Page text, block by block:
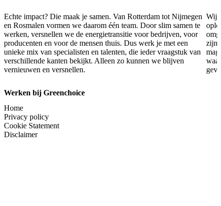
Echte impact? Die maak je samen. Van Rotterdam tot Nijmegen
en Rosmalen vormen we daarom één team. Door slim samen te
werken, versnellen we de energietransitie voor bedrijven, voor
producenten en voor de mensen thuis. Dus werk je met een
unieke mix van specialisten en talenten, die ieder vraagstuk van
verschillende kanten bekijkt. Alleen zo kunnen we blijven
vernieuwen en versnellen.
Wij
zijn
Werken bij Greenchoice
Home
Privacy policy
Cookie Statement
Disclaimer